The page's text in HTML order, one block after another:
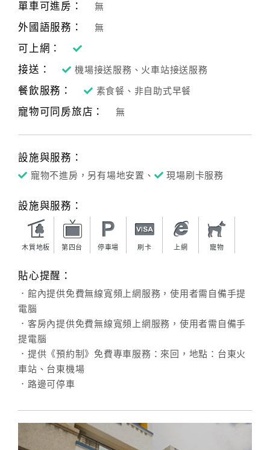
單車可進房：
無
外國語服務： 無
可上網：
接送：
機場接送服務、火車站接送服務
餐飲服務： 素食餐、非自助式早餐
寵物可同房旅店： 無
設施與服務：
寵物不進房，另有場地安置、 現場刷卡服務
設施與服務：
木質地板 第四台 停車場 刷卡 上網 寵物
貼心提醒：
．館內提供免費無線寬頻上網服務，使用者需自備手提
電腦
．客房內提供免費無線寬頻上網服務，使用者需自備手
提電腦
．提供《預約制》免費專車服務：來回，地點：台東火
車站、台東機場
．路邊可停車